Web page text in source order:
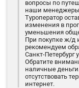
вопросы по
наши
Туроператор
изменения в
уменьшения
При покупке ж/д
рекомендуем
Санкт-Петербург
Обратите
наличные
отсутствовать
интернет.